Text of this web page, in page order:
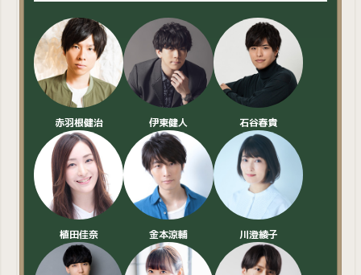
赤羽根健治 伊東健人 石谷春貴
植田佳奈 金本涼輔 川澄綾子